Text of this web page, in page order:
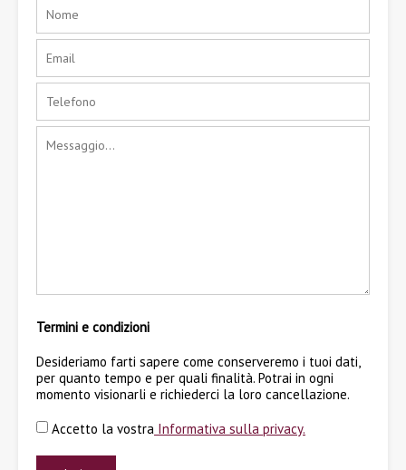
Termini e condizioni
Desideriamo farti sapere come conserveremo i tuoi dati,
per quanto tempo e per quali finalità. Potrai in ogni
momento visionarli e richiederci la loro cancellazione.
Accetto la vostra Informativa sulla privacy.